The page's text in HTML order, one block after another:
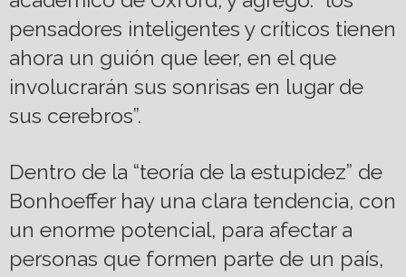
pensadores inteligentes y críticos tienen
ahora un guión que leer, en el que
involucrarán sus sonrisas en lugar de
sus cerebros”.
Dentro de la “teoría de la estupidez” de
Bonhoeffer hay una clara tendencia, con
un enorme potencial, para afectar a
personas que formen parte de un país,